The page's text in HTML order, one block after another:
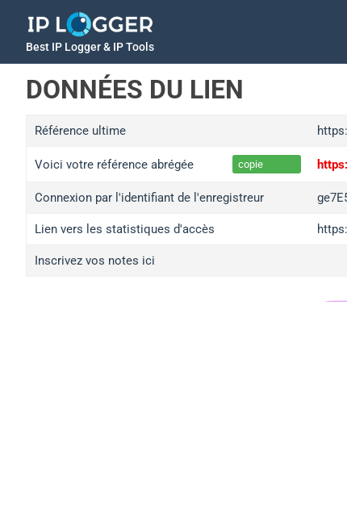
Best IP Logger & IP Tools
DONNÉES DU LIEN
Référence ultime
Voici votre référence abrégée copie
Connexion par l'identifiant de l'enregistreur
Lien vers les statistiques d'accès
Inscrivez vos notes ici